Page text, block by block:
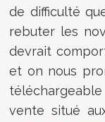
de difficulté
rebuter les
devrait
et on nous
vente situé